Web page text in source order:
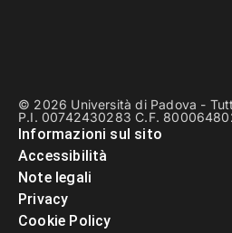
© 2026 Università di Padova -
P.I. 00742430283 C.F.
Informazioni sul sito
Accessibilità
Note legali
Privacy
Cookie Policy